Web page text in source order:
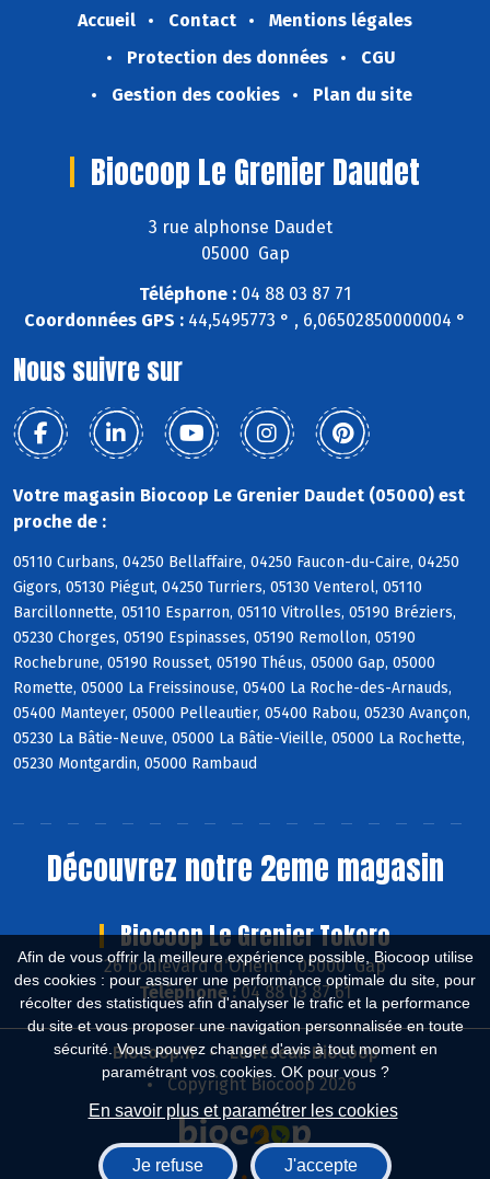
Afin de vous offrir la meilleure expérience possible, Biocoop utilise
des cookies : pour assurer une performance optimale du site, pour
récolter des statistiques afin d'analyser le trafic et la performance
du site et vous proposer une navigation personnalisée en toute
sécurité. Vous pouvez changer d'avis à tout moment en
paramétrant vos cookies. OK pour vous ?
En savoir plus et paramétrer les cookies
Je refuse J'accepte
Accueil Contact
Mentions légales
Protection des données
CGU
Gestion des cookies
Plan du site
Biocoop Le Grenier Daudet
3 rue alphonse Daudet
05000 Gap
Téléphone : 04 88 03 87 71
Coordonnées GPS : 44,5495773 ° , 6,06502850000004 °
Nous suivre sur
Votre magasin Biocoop Le Grenier Daudet (05000) est
proche de :
05110 Curbans, 04250 Bellaffaire, 04250 Faucon-du-Caire, 04250
Gigors, 05130 Piégut, 04250 Turriers, 05130 Venterol, 05110
Barcillonnette, 05110 Esparron, 05110 Vitrolles, 05190 Bréziers,
05230 Chorges, 05190 Espinasses, 05190 Remollon, 05190
Rochebrune, 05190 Rousset, 05190 Théus, 05000 Gap, 05000
Romette, 05000 La Freissinouse, 05400 La Roche-des-Arnauds,
05400 Manteyer, 05000 Pelleautier, 05400 Rabou, 05230 Avançon,
05230 La Bâtie-Neuve, 05000 La Bâtie-Vieille, 05000 La Rochette,
05230 Montgardin, 05000 Rambaud
Découvrez notre 2eme magasin
Biocoop Le Grenier Tokoro
26 boulevard d'Orient , 05000 Gap
Téléphone :04 88 03 87 61
Biocoop.fr
Le réseau Biocoop
Copyright Biocoop 2026